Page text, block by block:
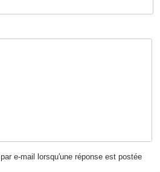
e-mail lorsqu'une réponse est postée